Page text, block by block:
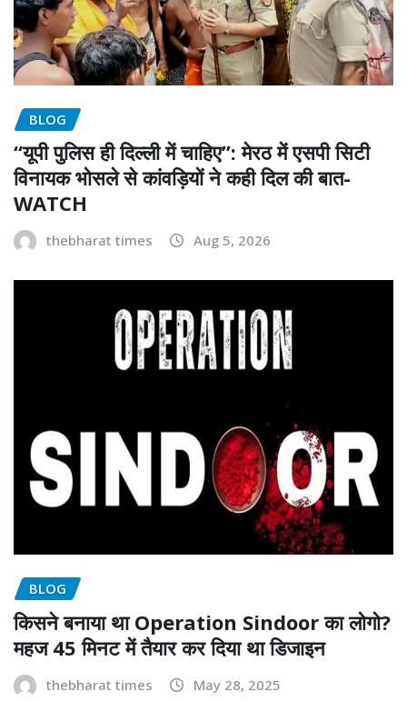
BLOG
“यूपी पुलिस ही दिल्ली में चाहिए”: मेरठ में एसपी सिटी
विनायक भोसले से कांवड़ियों ने कही दिल की बात-
WATCH
thebharat times Aug 5, 2026
BLOG
किसने बनाया था Operation Sindoor का लोगो?
महज 45 मिनट में तैयार कर दिया था डिजाइन
thebharat times May 28, 2025